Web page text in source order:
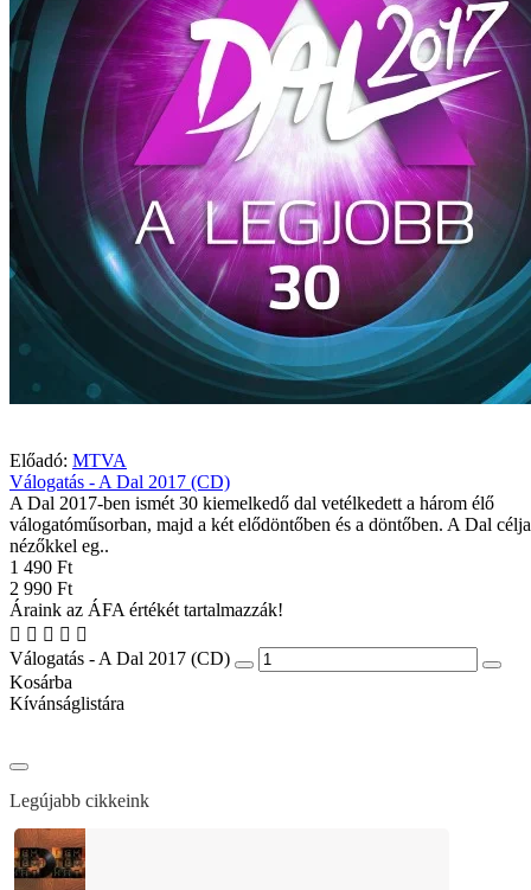
Előadó: MTVA
Válogatás - A Dal 2017 (CD)
A Dal 2017-ben ismét 30 kiemelkedő dal vetélkedett a három élő
válogatóműsorban, majd a két elődöntőben és a döntőben. A Dal
nézőkkel eg..
1 490 Ft
2 990 Ft
Áraink az ÁFA értékét tartalmazzák!
Válogatás - A Dal 2017 (CD)
Kosárba
Kívánságlistára
Legújabb cikkeink